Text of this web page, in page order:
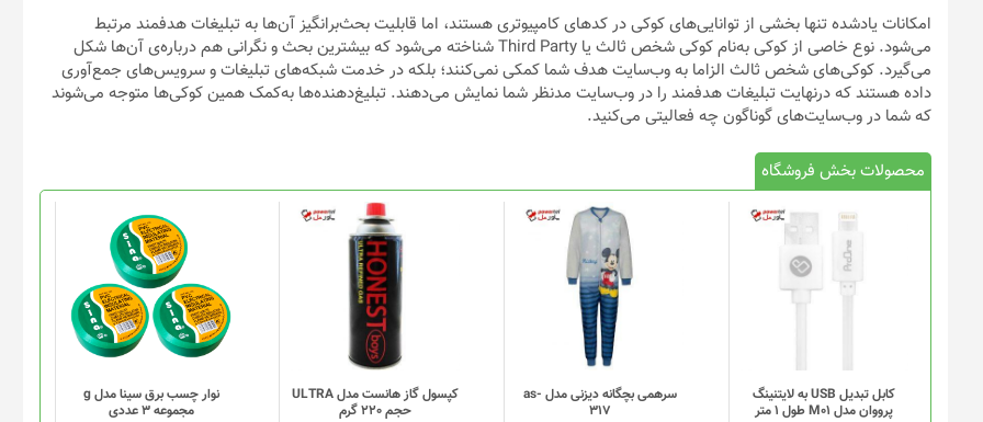
امکانات یادشده تنها بخشی از توانایی‌های کوکی در کدهای کامپیوتری هستند، اما قابلیت بحث‌برانگیز آن‌ها به تبلیغات هدفمند مرتبط
می‌شود. نوع خاصی از کوکی به‌نام کوکی شخص ثالث یا Third Party شناخته می‌شود که بیشترین بحث و نگرانی هم درباره‌ی آن‌ها شکل
می‌گیرد. کوکی‌های شخص ثالث الزاما به وب‌‌سایت هدف شما کمکی نمی‌کنند؛ بلکه در خدمت شبکه‌های تبلیغات و سرویس‌های جمع‌آوری
داده هستند که درنهایت تبلیغات هدفمند را در وب‌سایت مدنظر شما نمایش می‌دهند. تبلیغ‌دهنده‌ها به‌کمک همین کوکی‌ها متوجه می‌شوند
که شما در وب‌سایت‌های گوناگون چه فعالیتی می‌کنید.
محصولات بخش فروشگاه
کابل تبدیل USB به لایتنینگ
پرووان مدل M01 طول 1 متر
سرهمی بچگانه دیزنی مدل as-
317
کپسول گاز هانست مدل ULTRA
حجم 220 گرم
نوار چسب برق سینا مدل g
مجموعه 3 عددی